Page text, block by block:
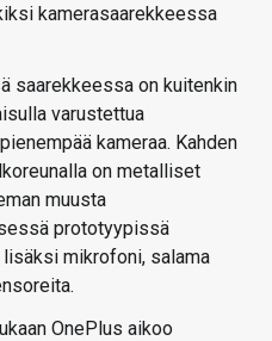
kamerasaarekkeessa
saarekkeessa on kuitenkin
varustettua
kameraa. Kahden
on metalliset
muusta
prototyypissä
mikrofoni, salama
OnePlus aikoo